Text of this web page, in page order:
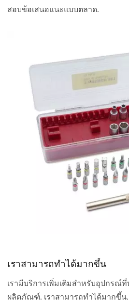
สอบข้อเสนอแนะแบบตลาด.
เราสามารถทำได้มากขึ้น
เรามีบริการเพิ่มเติมสำหรับอุปกรณ์
ผลิตภัณฑ์. เราสามารถทำได้มากขึ้น.